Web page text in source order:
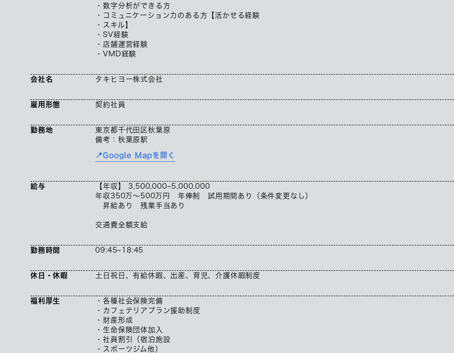
・数字分析ができる方
・コミュニケーション力のある方【活かせる経験
・スキル】
・SV経験
・店舗運営経験
・VMD経験
会社名 タキヒヨー株式会社
雇用形態 契約社員
勤務地
東京都千代田区秋葉原
備考：秋葉原駅
📍Google Mapを開く
給与
【年収】 3,500,000~5,000,000
年収350万～500万円 年俸制 試用期間あり（条件変更なし）
昇給あり 残業手当あり
交通費全額支給
勤務時間 09:45~18:45
休日・休暇 土日祝日、有給休暇、出産、育児、介護休暇制度
福利厚生
・各種社会保険完備
・カフェテリアプラン援助制度
・財産形成
・生命保険団体加入
・社員割引（宿泊施設
・スポーツジム他）